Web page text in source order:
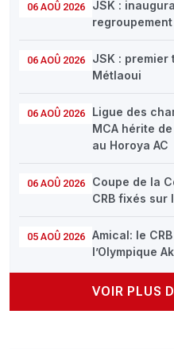
06 AOÛ 2026
JSK :
06 AOÛ 2026
JSK : premier
Métlaoui
06 AOÛ 2026
Ligue des
MCA hérite
au Horoya AC
06 AOÛ 2026
Coupe de la
CRB fixés sur
05 AOÛ 2026
Amical: le
l’Olympique
VOIR PLUS